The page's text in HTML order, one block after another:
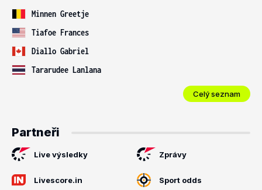
Minnen Greetje
Tiafoe Frances
Diallo Gabriel
Tararudee Lanlana
Celý seznam
Partneři
Live výsledky Zprávy
Livescore.in Sport odds